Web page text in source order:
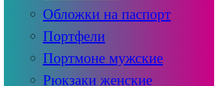
Обложки на паспорт
Портфели
Портмоне мужские
Рюкзаки женские